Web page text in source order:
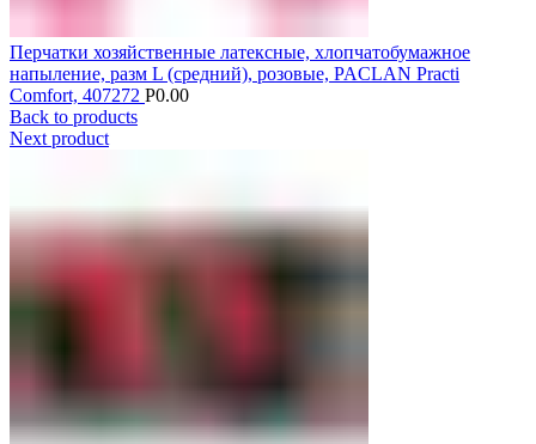
Перчатки хозяйственные латексные, хлопчатобумажное
напыление, разм L (средний), розовые, PACLAN Practi
Comfort, 407272 Р0.00
Back to products
Next product